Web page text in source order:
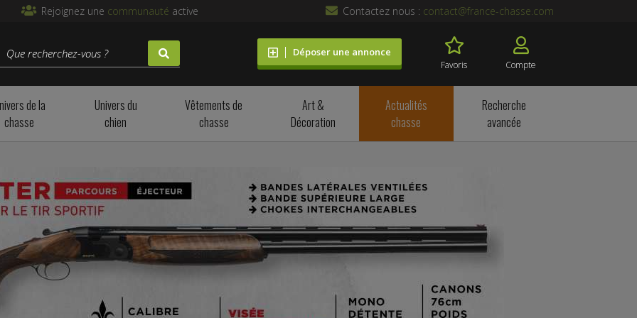
Rejoignez une communauté active Contactez nous : contact@france-chasse.com
Déposer une annonce
Favoris Compte
de la
chasse
Univers du
chien
Vêtements de
chasse
Art &
Décoration
Actualités
chasse
Recherche
avancée